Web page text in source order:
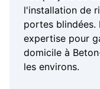
l'installation de
portes blindées.
expertise pour
domicile à
les environs.